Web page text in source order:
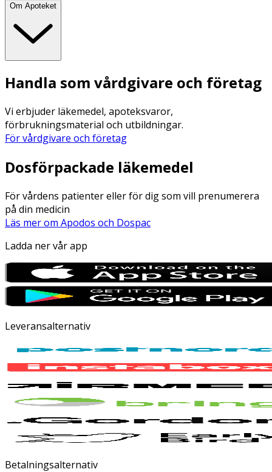
Om Apoteket
Handla som vårdgivare och företag
Vi erbjuder läkemedel, apoteksvaror,
förbrukningsmaterial och utbildningar.
För vårdgivare och företag
Dosförpackade läkemedel
För vårdens patienter eller för dig som vill prenumerera
på din medicin
Läs mer om Apodos och Dospac
Ladda ner vår app
Leveransalternativ
Betalningsalternativ